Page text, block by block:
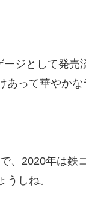
ジとして発
って華やかな
、2020年は鉄
しね。